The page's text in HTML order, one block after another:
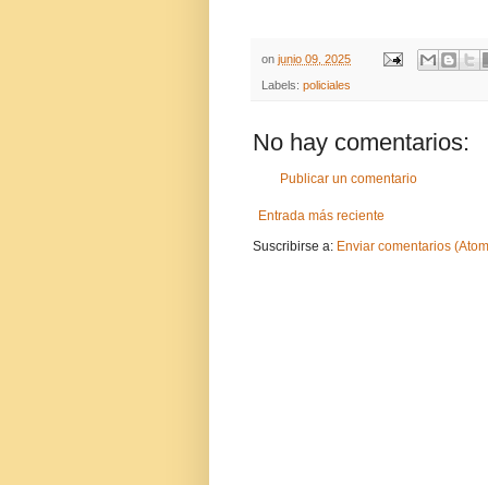
on junio 09, 2025
Labels: policiales
No hay comentarios:
Publicar un comentario
Entrada más reciente
Suscribirse a: Enviar comentarios